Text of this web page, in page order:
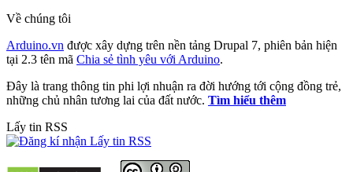
Về chúng tôi
Arduino.vn được xây dựng trên nền tảng Drupal 7, phiên bản hiện
tại 2.3 tên mã Chia sẻ tình yêu với Arduino.
Đây là trang thông tin phi lợi nhuận ra đời hướng tới cộng đồng trẻ,
những chủ nhân tương lai của đất nước. Tìm hiểu thêm
Lấy tin RSS